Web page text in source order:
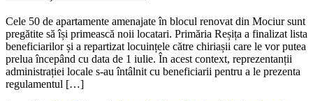
Cele 50 de apartamente amenajate în blocul renovat din Mociur sunt
pregătite să își primească noii locatari. Primăria Reșița a finalizat lista
beneficiarilor și a repartizat locuințele către chiriașii care le vor putea
prelua începând cu data de 1 iulie. În acest context, reprezentanții
administrației locale s-au întâlnit cu beneficiarii pentru a le prezenta
regulamentul […]